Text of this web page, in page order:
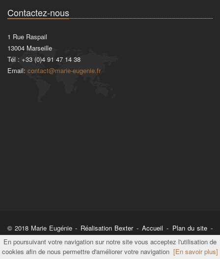
Contactez-nous
1 Rue Raspail
13004 Marseille
Tél : +33 (0)4 91 47 14 38
Email: contact@marie-eugenie.fr
© 2018 Marie Eugénie - Réalisation Bexter - Accueil - Plan du site -
Mentions légales
En poursuivant votre navigation sur notre site vous acceptez l'utilisation de
cookies afin de nous permettre d'améliorer votre navigation [En savoir plus]